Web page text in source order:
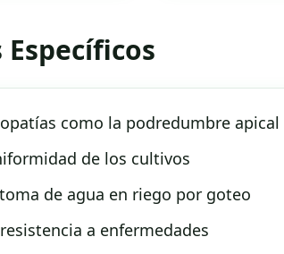
como la podredumbre apical
de los cultivos
de agua en riego por goteo
a enfermedades